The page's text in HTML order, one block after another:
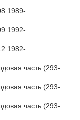
часть (293-
часть (293-
часть (293-